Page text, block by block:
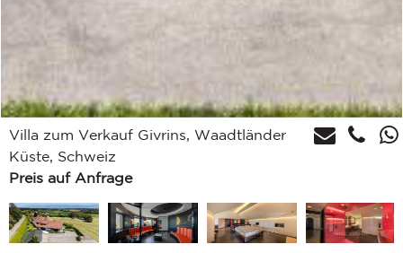
Villa zum Verkauf Givrins, Waadtländer
Küste, Schweiz
Preis auf Anfrage